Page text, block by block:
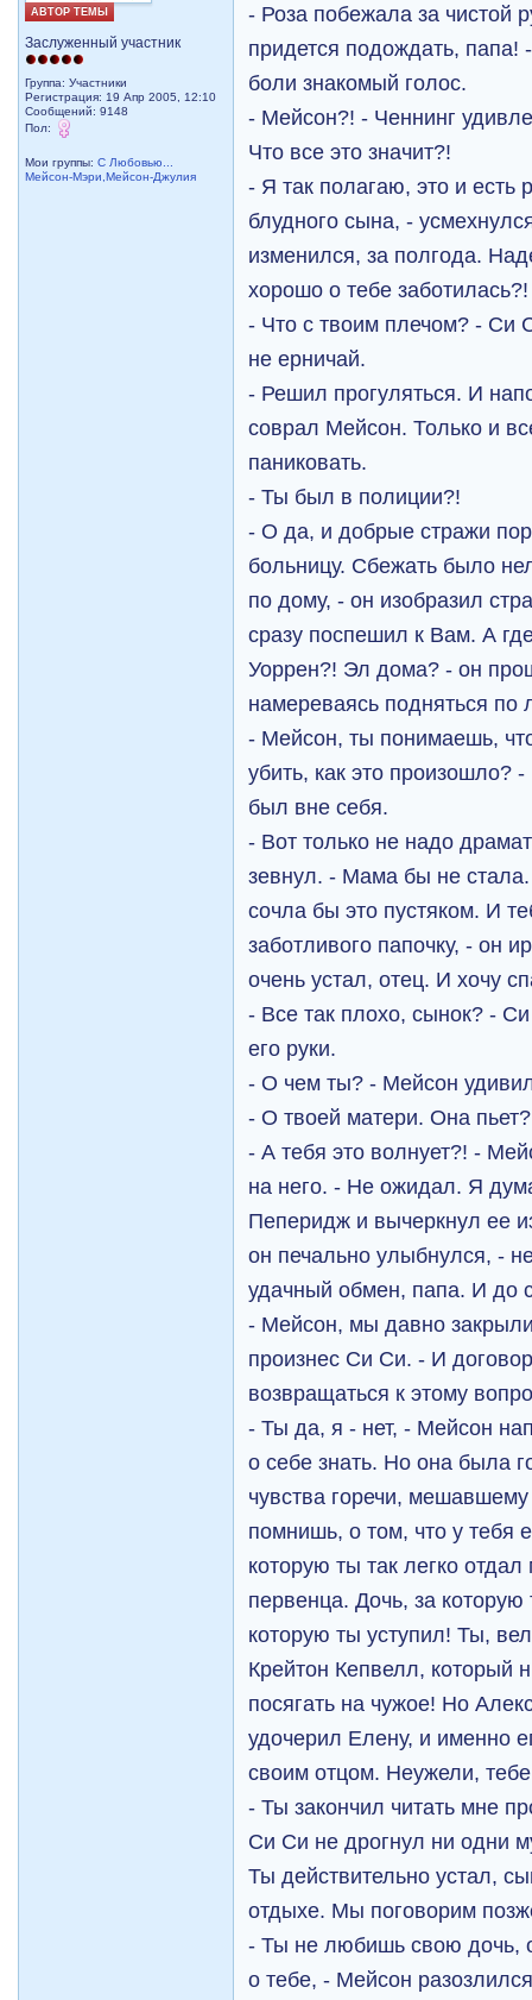
АВТОР ТЕМЫ
Заслуженный участник
Группа: Участники
Регистрация: 19 Апр 2005, 12:10
Сообщений: 9148
Пол:
Мои группы:С Любовью...
Мейсон-Мэри,Мейсон-Джулия
- Роза побежала за чистой
придется подождать,
боли знакомый голос.
- Мейсон?! - Ченнинг
Что все это значит?!
- Я так полагаю, это и есть
блудного сына, -
изменился, за полгода.
хорошо о тебе заботилась?!
- Что с твоим плечом? - Си
не ерничай.
- Решил прогуляться. И
соврал Мейсон. Только и
паниковать.
- Ты был в полиции?!
- О да, и добрые стражи
больницу. Сбежать было
по дому, - он изобразил
сразу поспешил к Вам. А
Уоррен?! Эл дома? - он
намереваясь подняться по
- Мейсон, ты понимаешь,
убить, как это произошло?
был вне себя.
- Вот только не надо
зевнул. - Мама бы не
сочла бы это пустяком. И
заботливого папочку, - он
очень устал, отец. И хочу
- Все так плохо, сынок? -
его руки.
- О чем ты? - Мейсон
- О твоей матери. Она пьет?
- А тебя это волнует?! -
на него. - Не ожидал. Я
Пеперидж и вычеркнул ее
он печально улыбнулся, -
удачный обмен, папа. И до
- Мейсон, мы давно
произнес Си Си. - И
возвращаться к этому
- Ты да, я - нет, - Мейсон
о себе знать. Но она была
чувства горечи,
помнишь, о том, что у тебя
которую ты так легко
первенца. Дочь, за
которую ты уступил! Ты,
Крейтон Кепвелл, который
посягать на чужое! Но
удочерил Елену, и именно
своим отцом. Неужели,
- Ты закончил читать мне
Си Си не дрогнул ни одни
Ты действительно устал,
отдыхе. Мы поговорим
- Ты не любишь свою дочь,
о тебе, - Мейсон